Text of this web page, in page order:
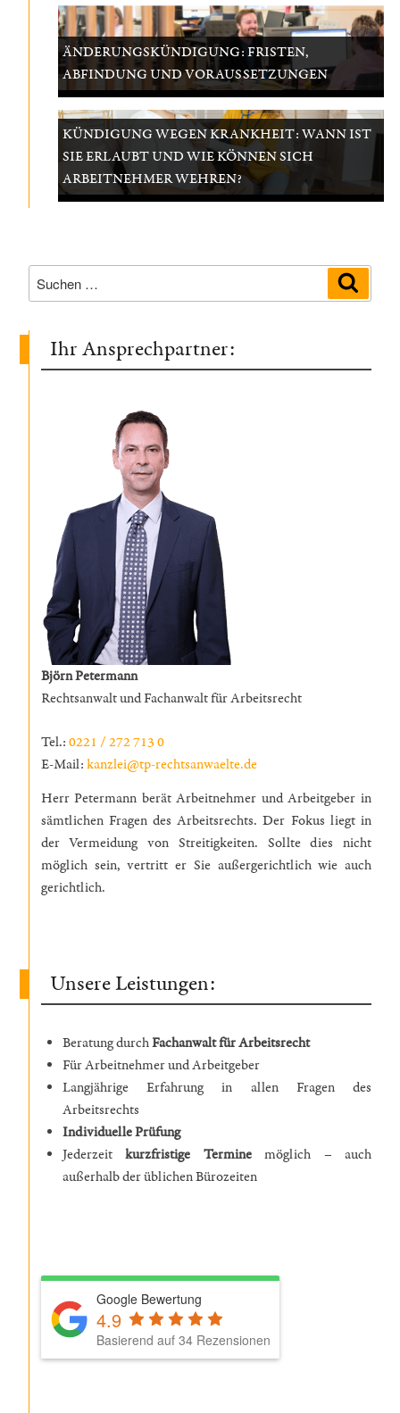
ÄNDERUNGSKÜNDIGUNG: FRISTEN,
ABFINDUNG UND VORAUSSETZUNGEN
KÜNDIGUNG WEGEN KRANKHEIT: WANN IST
SIE ERLAUBT UND WIE KÖNNEN SICH
ARBEITNEHMER WEHREN?
Suchen
nach:
Ihr Ansprechpartner:
Björn Petermann
Rechtsanwalt und Fachanwalt für Arbeitsrecht
Tel.:0221 / 272 713 0
E-Mail:kanzlei@tp-rechtsanwaelte.de
Herr Petermann berät Arbeitnehmer und Arbeitgeber in
sämtlichen Fragen des Arbeitsrechts. Der Fokus liegt in
der Vermeidung von Streitigkeiten. Sollte dies nicht
möglich sein, vertritt er Sie außergerichtlich wie auch
gerichtlich.
Unsere Leistungen:
Beratung durchFachanwalt für Arbeitsrecht
Für Arbeitnehmer und Arbeitgeber
Langjährige Erfahrung in allen Fragen des
Arbeitsrechts
Individuelle Prüfung
Jederzeitkurzfristige Terminemöglich – auch
außerhalb der üblichen Bürozeiten
Google Bewertung
4.9
Basierend auf 34 Rezensionen